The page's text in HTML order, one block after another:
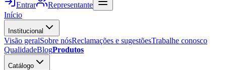
Entrar
Representante
Início
Institucional
Visão geralSobre nósReclamações e sugestõesTrabalhe conosco
QualidadeBlogProdutos
Catálogo